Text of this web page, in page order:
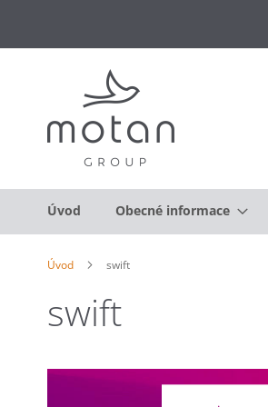
Úvod Obecné informace
Úvod swift
swift